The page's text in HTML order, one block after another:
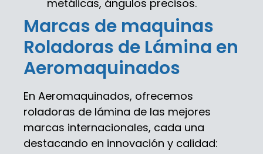
metálicas, ángulos precisos.
Marcas de maquinas
Roladoras de Lámina en
Aeromaquinados
En Aeromaquinados, ofrecemos
roladoras de lámina de las mejores
marcas internacionales, cada una
destacando en innovación y calidad: